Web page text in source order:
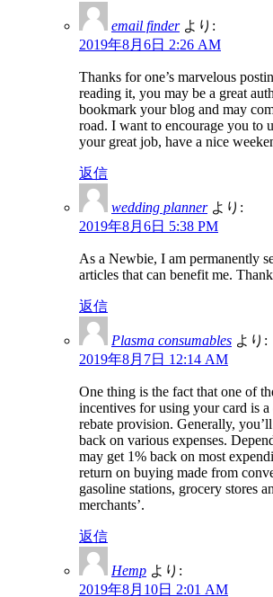
email finder より:
2019年8月6日 2:26 AM
Thanks for one’s marvelous
reading it, you may be a great
bookmark your blog and may
road. I want to encourage you to
your great job, have a nice
返信
wedding planner より:
2019年8月6日 5:38 PM
As a Newbie, I am permanently
articles that can benefit me.
返信
Plasma consumables より:
2019年8月7日 12:14 AM
One thing is the fact that one of
incentives for using your card is a
rebate provision. Generally,
back on various expenses.
may get 1% back on most
return on buying made from
gasoline stations, grocery stores
merchants’.
返信
Hemp より:
2019年8月10日 2:01 AM